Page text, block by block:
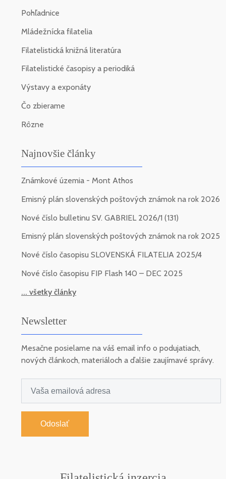
Pohľadnice
Mládežnícka filatelia
Filatelistická knižná literatúra
Filatelistické časopisy a periodiká
Výstavy a exponáty
Čo zbierame
Rôzne
Najnovšie články
Známkové územia - Mont Athos
Emisný plán slovenských poštových známok na rok 2026
Nové číslo bulletinu SV. GABRIEL 2026/1 (131)
Emisný plán slovenských poštových známok na rok 2025
Nové číslo časopisu SLOVENSKÁ FILATELIA 2025/4
Nové číslo časopisu FIP Flash 140 – DEC 2025
... všetky články
Newsletter
Mesačne posielame na váš email info o podujatiach,
nových článkoch, materiáloch a ďalšie zaujímavé správy.
Odoslať